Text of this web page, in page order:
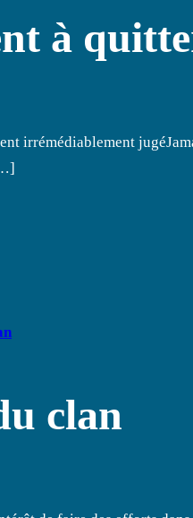
à
irrémédiablement
clan